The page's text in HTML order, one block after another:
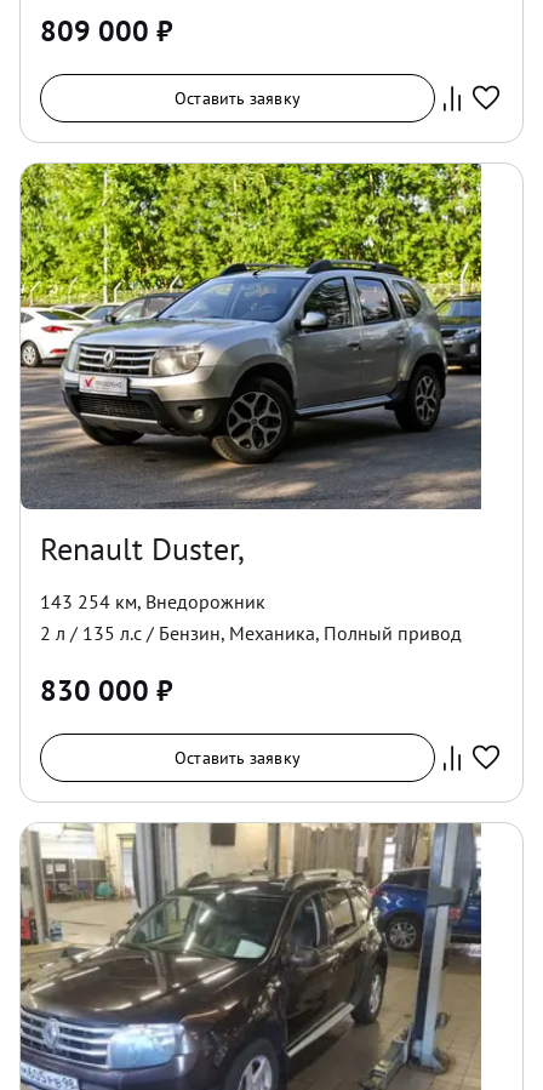
809 000 ₽
Оставить заявку
Renault Duster,
143 254 км, Внедорожник
2 л / 135 л.с / Бензин, Механика, Полный привод
830 000 ₽
Оставить заявку